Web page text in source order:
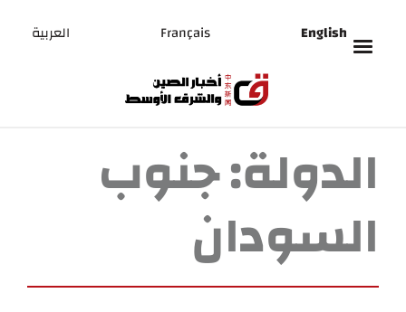
English
Français العربية
الدولة:جنوب
السودان